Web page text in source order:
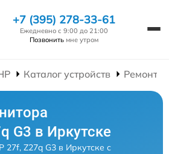
+7 (395) 278-33-61
Ежедневно с 9:00 до 21:00
Позвонить мне утром
Каталог устройств Ремонт
G3 в Иркутске
27f, Z27q G3 в Иркутске с